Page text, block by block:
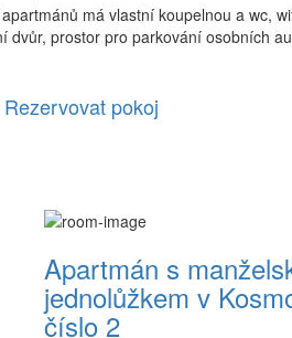
má vlastní koupelnou a wc,
prostor pro parkování osobních
Rezervovat pokoj
Apartmán s
jednolůžkem v
číslo 2